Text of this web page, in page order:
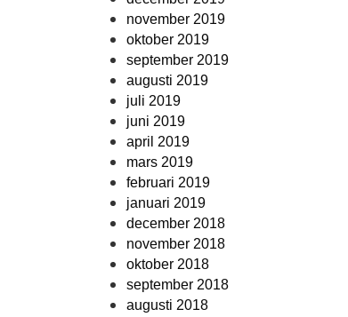
november 2019
oktober 2019
september 2019
augusti 2019
juli 2019
juni 2019
april 2019
mars 2019
februari 2019
januari 2019
december 2018
november 2018
oktober 2018
september 2018
augusti 2018